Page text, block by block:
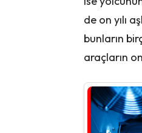
de on yılı
bunların
araçların